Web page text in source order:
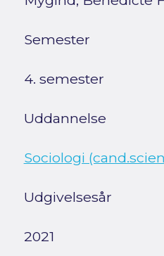
Semester
4. semester
Uddannelse
Sociologi
Udgivelsesår
2021